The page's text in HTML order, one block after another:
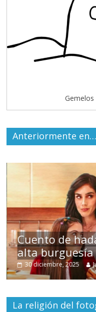
Anteriormente en…
Cuento de
alta burguesía
30 diciembre, 2025
La religión del